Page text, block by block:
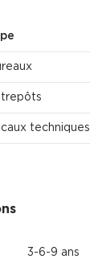
techniques
3-6-9 ans